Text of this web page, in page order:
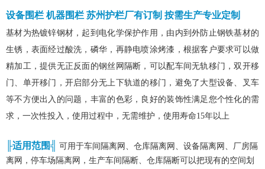
设备围栏 机器围栏 苏州护栏厂有订制 按需生产专业定制
基材为热镀锌钢材，起到电化学保护作用，由内到外防止钢铁基材的
生锈，表面经过酸洗，磷华，再静电喷涂烤漆，根据客户要求可以做
精加工，提供无正反面的钢丝网隔断，可以配车间无轨移门，双开移
门、单开移门，开启部分无上下轨道的移门，避免了大型设备、叉车
等不方便出入的问题，丰富的色彩，良好的装饰性满足您个性化的需
求，一次性投入，使用过程中，无需维护，使用寿命15年以上
╟适用范围╣
可用于车间隔离网、仓库隔离网、设备隔离网、厂房隔
离网，停车场隔离网，生产车间隔断、仓库隔断可以把现有的空间划